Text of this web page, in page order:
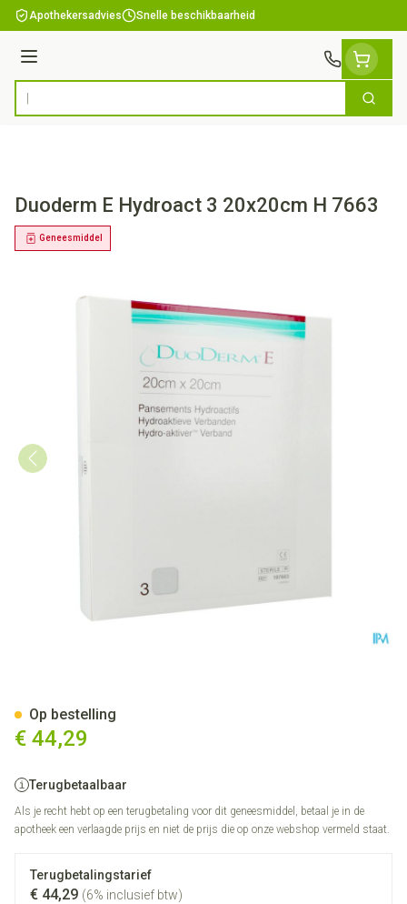
Ga naar de inhoud
Apothekersadvies Snelle beschikbaarheid
Menu
Product, merk, categorie... Zoek
Duoderm E Hydroact 3 20x20cm H 7663
Geneesmiddel
€ 44,29
Terugbetaalbaar
Als je recht hebt op een terugbetaling voor dit geneesmiddel, betaal je in de
apotheek een verlaagde prijs en niet de prijs die op onze webshop vermeld staat.
Terugbetalingstarief
€ 44,29 (6% inclusief btw)
Op bestelling